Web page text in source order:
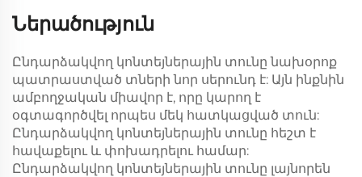
Ներածություն
Ընդարձակվող կոնտեյներային տունը նախօրոք
պատրաստված տների նոր սերունդ է: Այն ինքնին
ամբողջական միավոր է, որը կարող է
օգտագործվել որպես մեկ հատկացված տուն:
Ընդարձակվող կոնտեյներային տունը հեշտ է
հավաքելու և փոխադրելու համար:
Ընդարձակվող կոնտեյներային տունը լայնորեն